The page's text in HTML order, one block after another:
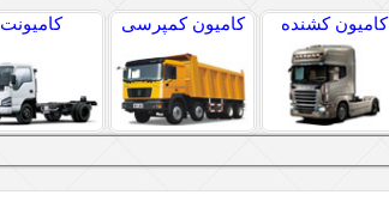
کامیون کشنده کامیون کمپرسی کامیونت